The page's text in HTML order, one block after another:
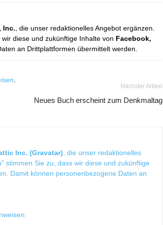
Inc. , die unser redaktionelles Angebot ergänzen.
diese und zukünftige Inhalte von Facebook,
an Drittplattformen übermittelt werden.
Nächster Artikel
Neues Buch erscheint zum Denkmaltag
Inc. (Gravatar) , die unser redaktionelles
stimmen Sie zu, dass wir diese und zukünftige
Damit können personenbezogene Daten an